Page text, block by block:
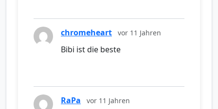
chromeheart vor 11 Jahren
Bibi ist die beste
RaPa vor 11 Jahren